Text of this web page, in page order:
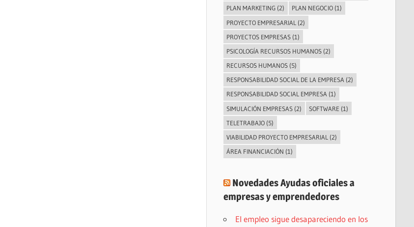
PLAN MARKETING (2) PLAN NEGOCIO (1)
PROYECTO EMPRESARIAL (2)
PROYECTOS EMPRESAS (1)
PSICOLOGÍA RECURSOS HUMANOS (2)
RECURSOS HUMANOS (5)
RESPONSABILIDAD SOCIAL DE LA EMPRESA (2)
RESPONSABILIDAD SOCIAL EMPRESA (1)
SIMULACIÓN EMPRESAS (2) SOFTWARE (1)
TELETRABAJO (5)
VIABILIDAD PROYECTO EMPRESARIAL (2)
ÁREA FINANCIACIÓN (1)
Novedades Ayudas oficiales a
empresas y emprendedores
El empleo sigue desapareciendo en los